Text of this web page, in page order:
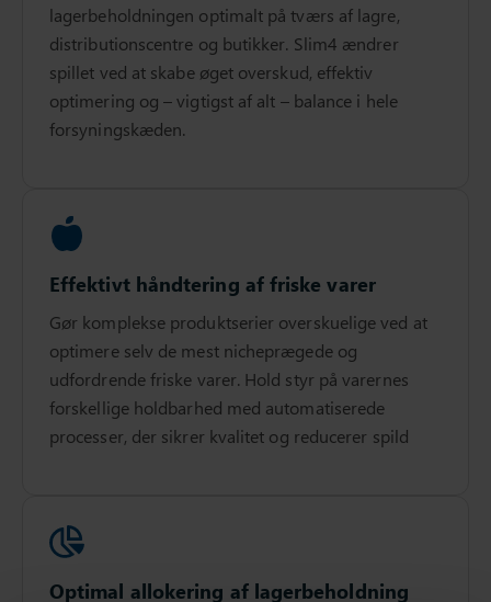
lagerbeholdningen optimalt på tværs af lagre,
distributionscentre og butikker. Slim4 ændrer
spillet ved at skabe øget overskud, effektiv
optimering og – vigtigst af alt – balance i hele
forsyningskæden.
Effektivt håndtering af friske varer
Gør komplekse produktserier overskuelige ved at
optimere selv de mest nicheprægede og
udfordrende friske varer. Hold styr på varernes
forskellige holdbarhed med automatiserede
processer, der sikrer kvalitet og reducerer spild
Optimal allokering af lagerbeholdning